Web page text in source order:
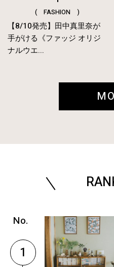
( FASHION )
【8/10発売】田中真里奈が
手がける《ファッジ オリジ
ナルウエ...
1